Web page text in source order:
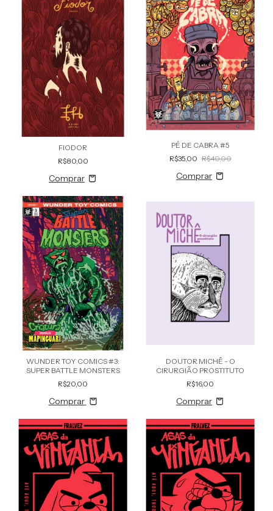
FIODOR
R$80,00
PÉ DE CABRA #5
R$35,00 R$40,00
WUNDER TOY COMICS #3:
SUPER BATTLE MONSTERS
R$20,00
Comprar
DOUTOR MICHÊ - O
CIRURGIÃO PROSTITUTO
R$16,00